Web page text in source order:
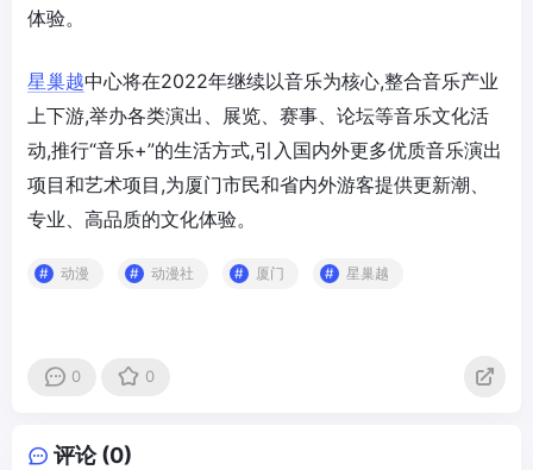
体验。
星巢越中心将在2022年继续以音乐为核心,整合音乐产业
上下游,举办各类演出、展览、赛事、论坛等音乐文化活
动,推行“音乐+”的生活方式,引入国内外更多优质音乐演出
项目和艺术项目,为厦门市民和省内外游客提供更新潮、
专业、高品质的文化体验。
动漫 动漫社 厦门 星巢越
0 0
评论 (0)